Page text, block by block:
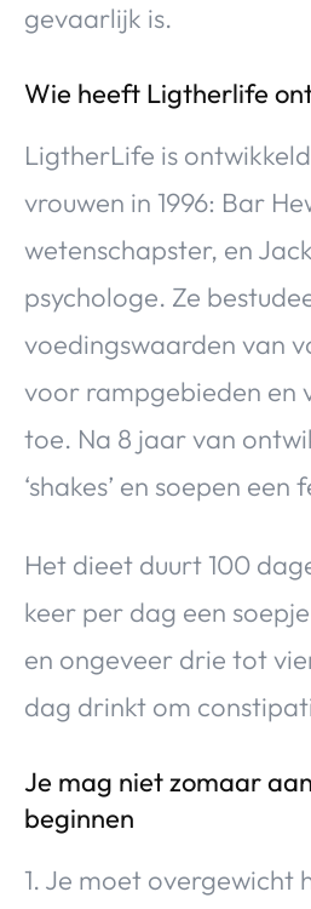
gevaarlijk is.
Wie heeft Ligtherlife
LigtherLife is
vrouwen in 1996: Bar
wetenschapster, en
psychologe. Ze
voedingswaarden van
voor rampgebieden en
toe. Na 8 jaar van
‘shakes’ en soepen een
Het dieet duurt 100
keer per dag een
en ongeveer drie tot
dag drinkt om
Je mag niet zomaar
beginnen
1. Je moet overgewicht